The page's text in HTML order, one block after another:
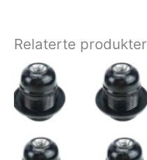
Relaterte produkter